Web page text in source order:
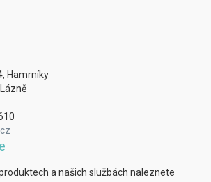
Hamrníky
a našich službách naleznete